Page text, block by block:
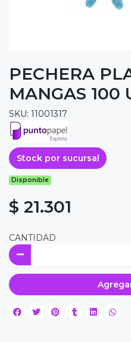
PECHERA
MANGAS 100
SKU: 11001317
Stock por sucursal
Disponible
$ 21.301
CANTIDAD